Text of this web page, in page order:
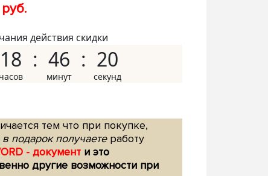
действия скидки
18 46 19
тем что при покупке,
подарок получаетеработу
- документ и это
другие возможности при